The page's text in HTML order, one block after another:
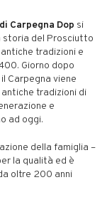
Carpegna Dop si
storia del Prosciutto
tradizioni e
Giorno dopo
Carpegna viene
tradizioni di
e
ad oggi.
della famiglia –
la qualità ed è
oltre 200 anni